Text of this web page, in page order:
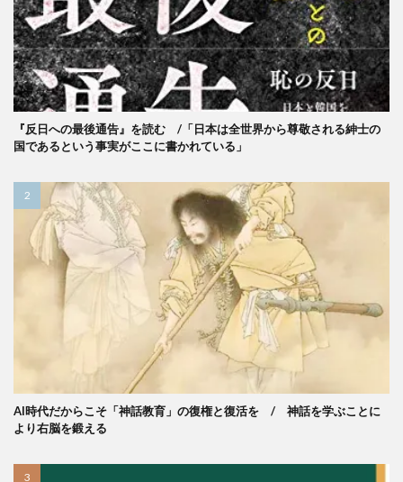
『反日への最後通告』を読む /「日本は全世界から尊敬される紳士の
国であるという事実がここに書かれている」
AI時代だからこそ「神話教育」の復権と復活を / 神話を学ぶことに
より右脳を鍛える